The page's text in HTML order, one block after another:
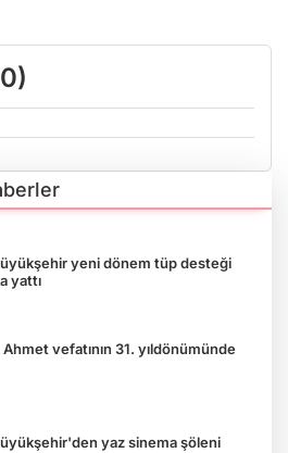
0)
yeni dönem tüp desteği
yattı
Ahmet vefatının 31. yıldönümünde
yaz sinema şöleni